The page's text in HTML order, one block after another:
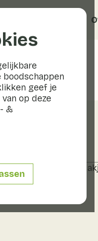
boodschappen
geef je
op deze
&
Snijd daarna in